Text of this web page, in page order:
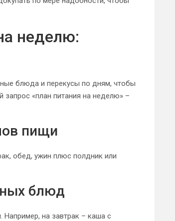
неделю:
блюда и перекусы по дням, чтобы
«план питания на неделю» –
пищи
обед, ужин плюс полдник или
блюд
на завтрак – каша с